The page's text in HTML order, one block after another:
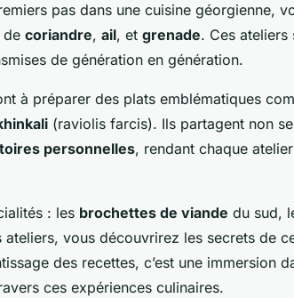
pas dans une cuisine géorgienne,
de coriandre, ail, et grenade. Ces ateliers
de génération en génération.
à préparer des plats emblématiques
(raviolis farcis). Ils partagent non
personnelles, rendant chaque
: les brochettes de viande du sud,
vous découvrirez les secrets de
des recettes, c’est une immersion
ces expériences culinaires.